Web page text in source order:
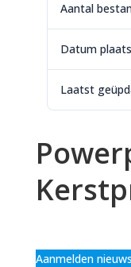
Aantal
Datum
Laatst
Aanmelden